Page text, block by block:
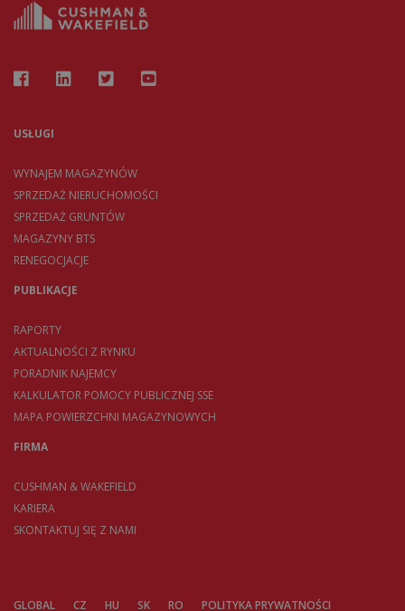
USŁUGI
WYNAJEM MAGAZYNÓW
SPRZEDAŻ NIERUCHOMOŚCI
SPRZEDAŻ GRUNTÓW
MAGAZYNY BTS
RENEGOCJACJE
PUBLIKACJE
RAPORTY
AKTUALNOŚCI Z RYNKU
PORADNIK NAJEMCY
KALKULATOR POMOCY PUBLICZNEJ SSE
MAPA POWIERZCHNI MAGAZYNOWYCH
FIRMA
CUSHMAN & WAKEFIELD
KARIERA
SKONTAKTUJ SIĘ Z NAMI
GLOBAL CZ HU SK RO POLITYKA PRYWATNOŚCI